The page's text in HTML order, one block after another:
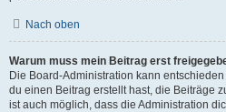
Nach oben
Warum muss mein Beitrag erst
Die Board-Administration kann
du einen Beitrag erstellt hast, die Beiträge
ist auch möglich, dass die Administration